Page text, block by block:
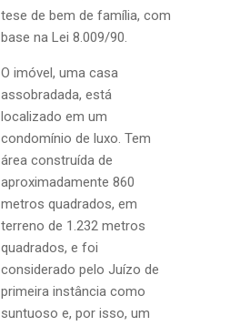
tese de bem de família, com
base na Lei 8.009/90.
O imóvel, uma casa
assobradada, está
localizado em um
condomínio de luxo. Tem
área construída de
aproximadamente 860
metros quadrados, em
terreno de 1.232 metros
quadrados, e foi
considerado pelo Juízo de
primeira instância como
suntuoso e, por isso, um